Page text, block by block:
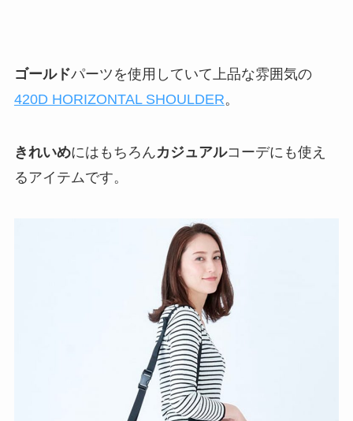
ゴールドパーツを使用していて上品な雰囲気の
420D HORIZONTAL SHOULDER。
きれいめにはもちろんカジュアルコーデにも使え
るアイテムです。